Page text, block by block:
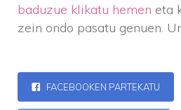
baduzue klikatu hemen eta
zein ondo pasatu genuen.
FACEBOOKEN PARTEKATU